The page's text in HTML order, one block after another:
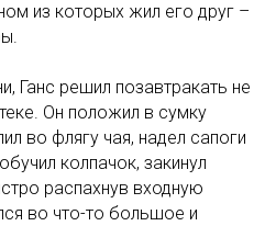
из которых жил его друг –
Ганс решил позавтракать не
Он положил в сумку
во флягу чая, надел сапоги
колпачок, закинул
распахнув входную
во что-то большое и